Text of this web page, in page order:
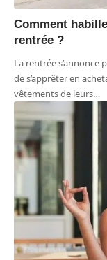
Comment
rentrée ?
La rentrée s’annonce
de s’apprêter en
vêtements de leurs…